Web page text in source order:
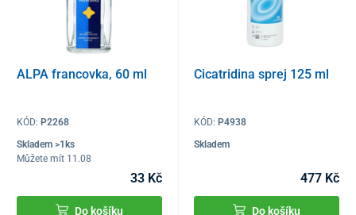
ALPA francovka, 60 ml
KÓD: P2268
Skladem >1ks
Můžete mít 11.08
33 Kč
Do košíku
Cicatridina sprej 125 ml
KÓD:P4938
Skladem
477 Kč
Do košíku